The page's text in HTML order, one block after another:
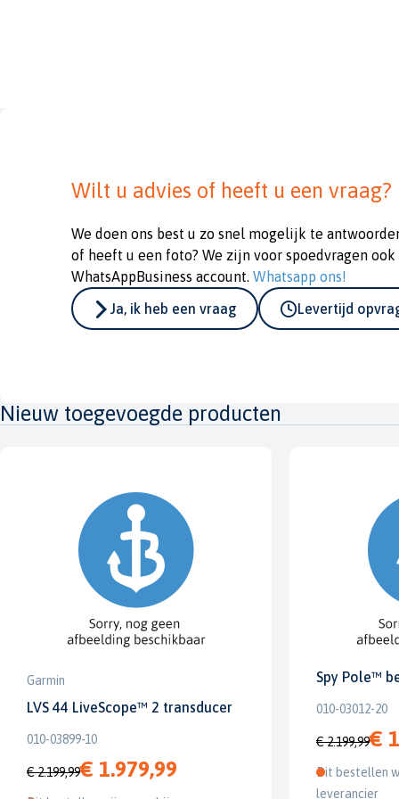
Wilt u advies of heeft u een vraag?
We doen ons best u zo snel mogelijk te
of heeft u een foto? We zijn voor spoedvragen
WhatsAppBusiness account. Whatsapp ons!
Ja, ik heb een vraag
Levertijd
Nieuw toegevoegde producten
Garmin
LVS 44 LiveScope™ 2 transducer
010-03899-10
€ 2.199,99€ 1.979,99
Spy Pole™
010-03012-20
€ 2.199,99€
Dit bestellen
leverancier